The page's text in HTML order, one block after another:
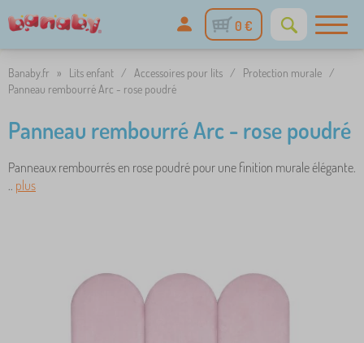
0 €
Banaby.fr » Lits enfant / Accessoires pour lits / Protection murale /
Panneau rembourré Arc - rose poudré
Panneau rembourré Arc - rose poudré
Panneaux rembourrés en rose poudré pour une finition murale élégante.
.. plus